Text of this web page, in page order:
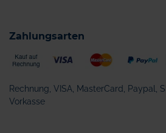
Zahlungsarten
Rechnung, VISA, MasterCard, Paypal,
Vorkasse